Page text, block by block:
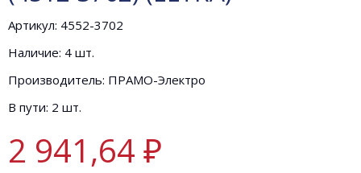
Артикул: 4552-3702
Наличие: 4 шт.
Производитель: ПРАМО-Электро
В пути: 2 шт.
2 941,64 ₽